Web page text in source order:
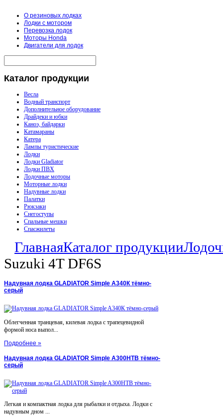
О резиновых лодках
Лодки с мотором
Перевозка лодок
Моторы Honda
Двигатели для лодок
Каталог продукции
Весла
Водный транспорт
Дополнительное оборудование
Драйдеки и юбки
Каноэ, байдарки
Катамараны
Катера
Лампы туристические
Лодки
Лодки Gladiator
Лодки ПВХ
Лодочные моторы
Моторные лодки
Надувные лодки
Палатки
Рюкзаки
Снегоступы
Спальные мешки
Спасжилеты
ГлавнаяКаталог продукции
Suzuki 4T DF6S
Надувная лодка GLADIATOR Simple A340К тёмно-
серый
Облегченная транцевая, килевая лодка с трапецевидной
формой носа выпол...
Подробнее »
Надувная лодка GLADIATOR Simple A300НТВ тёмно-
серый
Легкая и компактная лодка для рыбалки и отдыха. Лодки с
надувным дном ...